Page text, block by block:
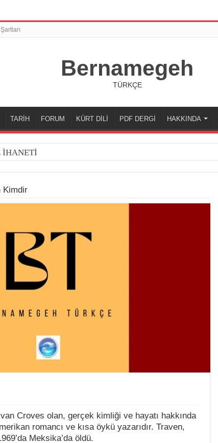
Bernamegeh
TÜRKÇE
TARİH FORUM KÜRT DİLİ PDF DERGİ HAKKINDA
İHANETİ
Kimdir
Croves olan, gerçek kimliği ve hayatı hakkında
romancı ve kısa öykü yazarıdır. Traven,
Meksika’da öldü.